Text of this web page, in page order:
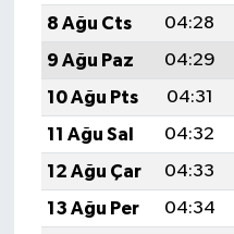
8 Ağu Cts
04:28
9 Ağu Paz
04:29
10 Ağu Pts
04:31
11 Ağu Sal
04:32
12 Ağu Çar
04:33
13 Ağu Per
04:34